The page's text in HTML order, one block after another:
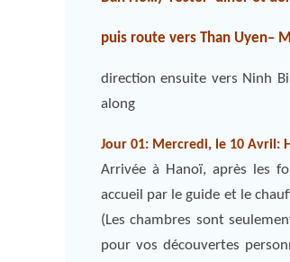
puis route vers Than Uyen–
direction ensuite vers Ninh
along
Jour 01: Mercredi, le 10 Avril:
Arrivée à Hanoï, après les
accueil par le guide et le
(Les chambres sont
pour vos découvertes